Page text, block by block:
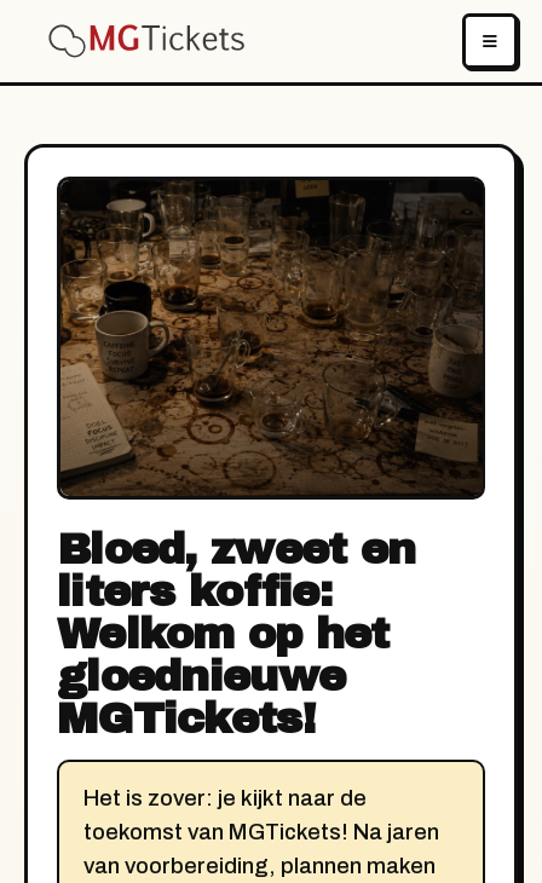
Bloed, zweet en
liters koffie:
Welkom op het
gloednieuwe
MGTickets!
Het is zover: je kijkt naar de
toekomst van MGTickets! Na jaren
van voorbereiding, plannen maken